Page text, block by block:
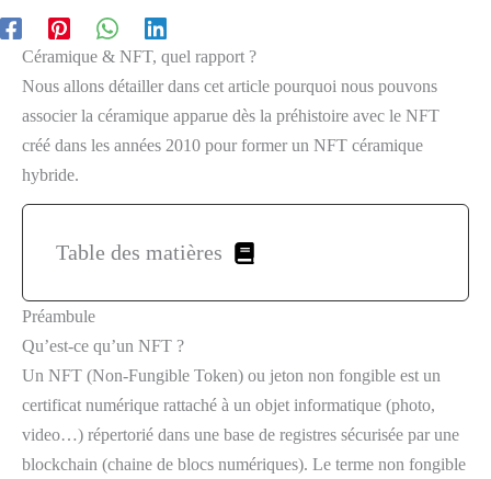
Céramique & NFT, quel rapport ?
Nous allons détailler dans cet article pourquoi nous pouvons
associer la céramique apparue dès la préhistoire avec le NFT
créé dans les années 2010 pour former un NFT céramique
hybride.
Table des matières
Préambule
Qu’est-ce qu’un NFT ?
Un NFT (Non-Fungible Token) ou jeton non fongible est un
certificat numérique rattaché à un objet informatique (photo,
video…) répertorié dans une base de registres sécurisée par une
blockchain (chaine de blocs numériques). Le terme non fongible